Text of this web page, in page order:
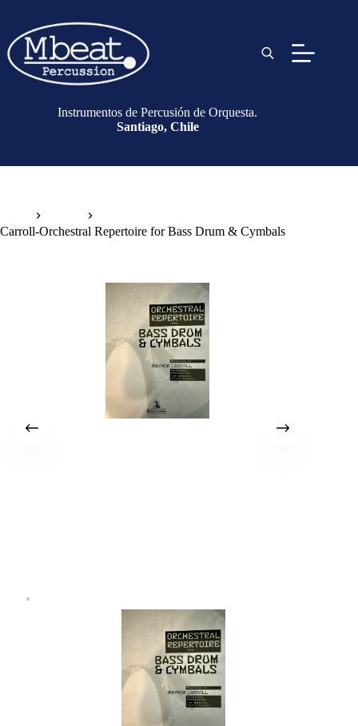
Instrumentos de Percusión de Orquesta.
Santiago, Chile
Carroll-Orchestral Repertoire for Bass Drum & Cymbals